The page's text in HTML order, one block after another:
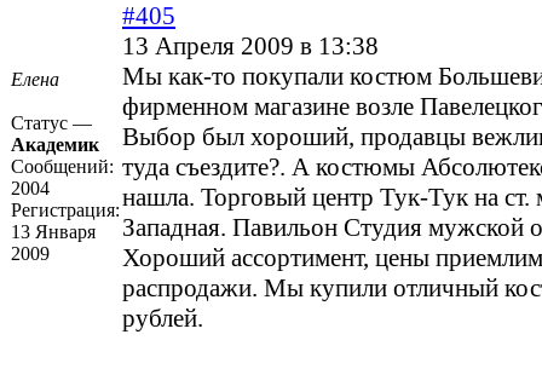
Елена
Статус —
Академик
Сообщений:
2004
Регистрация:
13 Января
2009
#405
13 Апреля 2009 в 13:38
Мы как-то покупали костюм
фирменном магазине возле
Выбор был хороший, продавцы
туда съездите?. А костюмы
нашла. Торговый центр Тук-Тук на
Западная. Павильон Студия
Хороший ассортимент, цены
распродажи. Мы купили отличный
рублей.